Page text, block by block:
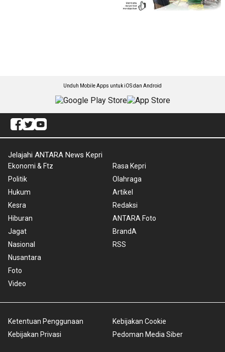
Unduh Mobile Apps untuk iOS dan Android
Jelajahi ANTARA News Kepri
Ekonomi & Ftz
Politik
Hukum
Kesra
Hiburan
Jagat
Nasional
Nusantara
Foto
Video
Rasa Kepri
Olahraga
Artikel
Redaksi
ANTARA Foto
BrandA
RSS
Ketentuan Penggunaan
Kebijakan Privasi
Kebijakan Cookie
Pedoman Media Siber